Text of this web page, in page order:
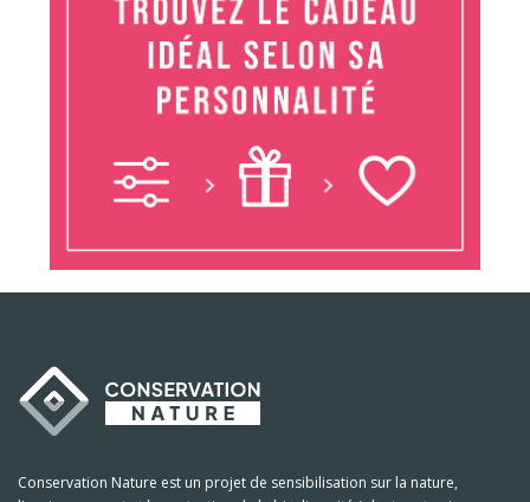
Conservation Nature est un projet de sensibilisation sur la nature,